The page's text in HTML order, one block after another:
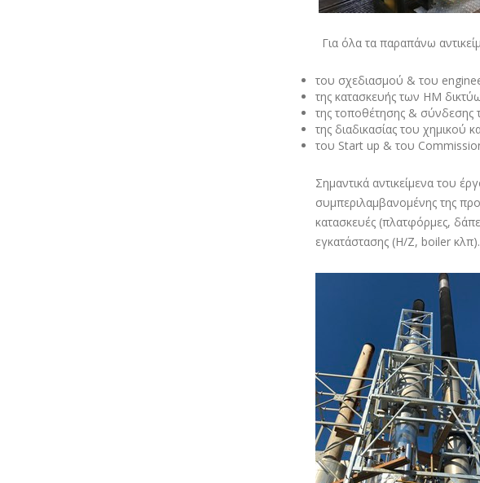
Για όλα τα παραπάνω
του σχεδιασμού & του
της κατασκευής των ΗΜ
της τοποθέτησης & σύνδεσης
της διαδικασίας του χημικού
του Start up & του
Σημαντικά αντικείμενα του
συμπεριλαμβανομένης της
κατασκευές (πλατφόρμες,
εγκατάστασης (Η/Ζ, boiler κλπ).